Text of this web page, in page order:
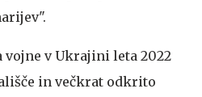
vojne v Ukrajini leta 2022
in večkrat odkrito